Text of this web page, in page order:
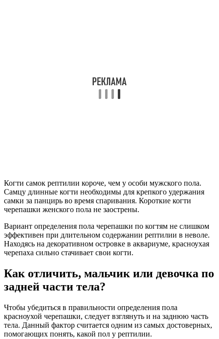
Когти самок рептилии короче, чем у особи мужского пола.
Самцу длинные когти необходимы для крепкого удержания
самки за панцирь во время спаривания. Короткие когти
черепашки женского пола не заострены.
Вариант определения пола черепашки по когтям не слишком
эффективен при длительном содержании рептилии в неволе.
Находясь на декоративном островке в аквариуме, красноухая
черепаха сильно стачивает свои когти.
Как отличить, мальчик или девочка по
задней части тела?
Чтобы убедиться в правильности определения пола
красноухой черепашки, следует взглянуть и на заднюю часть
тела. Данный фактор считается одним из самых достоверных,
помогающих понять, какой пол у рептилии.